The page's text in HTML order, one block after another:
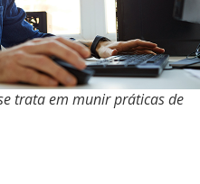
trata em munir práticas de